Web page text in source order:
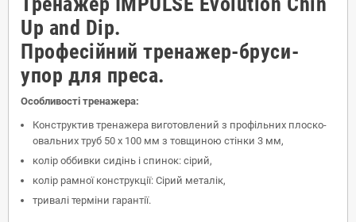
Up and Dip.
Професійний тренажер-бруси-
упор для преса.
Особливості тренажера:
Конструктив тренажера виготовлений з профільних плоско-
овальних труб 50 х 100 мм з товщиною стінки 3 мм,
колір оббивки сидінь і спинок: сірий,
колір рамної конструкції: Сірий металік,
тривалі терміни гарантії.